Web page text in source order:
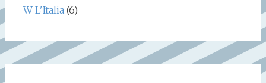
W L'Italia(6)